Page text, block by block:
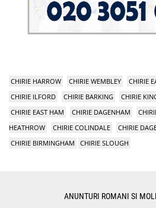
CHIRIE HARROW CHIRIE WEMBLEY CHIRIE
CHIRIE ILFORD
CHIRIE BARKING CHIRIE
CHIRIE EAST HAM
CHIRIE DAGENHAM
HEATHROW
CHIRIE COLINDALE CHIRIE
CHIRIE BIRMINGHAM
CHIRIE SLOUGH
ANUNTURI ROMANI SI